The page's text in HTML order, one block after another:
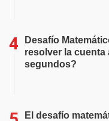
Desafío
resolver la cuenta
segundos?
El desafío